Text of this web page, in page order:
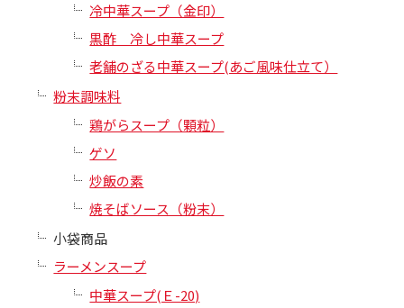
冷中華スープ（金印）
黒酢 冷し中華スープ
老舗のざる中華スープ(あご風味仕立て）
粉末調味料
鶏がらスープ（顆粒）
ゲソ
炒飯の素
焼そばソース（粉末）
小袋商品
ラーメンスープ
中華スープ(Ｅ-20)